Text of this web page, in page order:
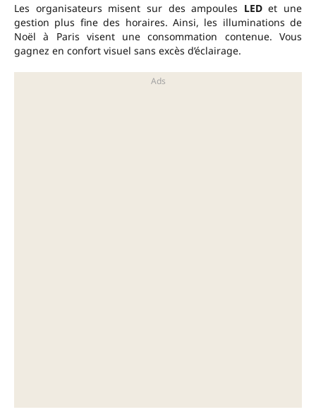
Les organisateurs misent sur des ampoules LEDet une
gestion plus fine des horaires. Ainsi, les illuminations de
Noël à Paris visent une consommation contenue. Vous
gagnez en confort visuel sans excès d’éclairage.